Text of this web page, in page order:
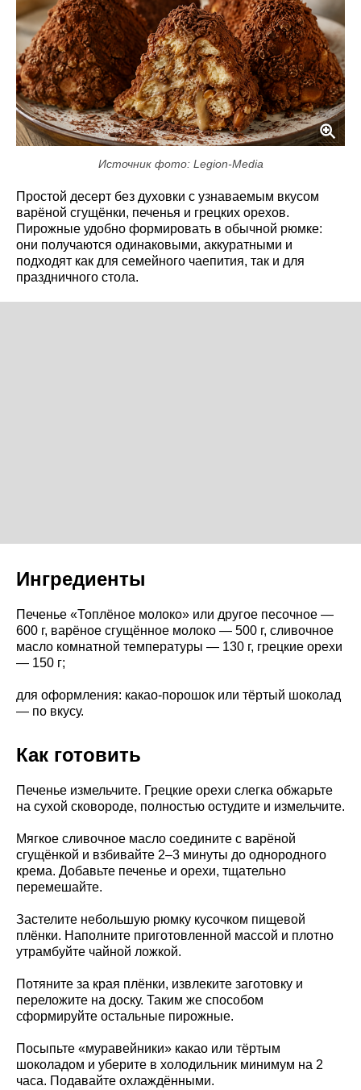
Источник фото: Legion-Media
Простой десерт без духовки с узнаваемым вкусом
варёной сгущёнки, печенья и грецких орехов.
Пирожные удобно формировать в обычной рюмке:
они получаются одинаковыми, аккуратными и
подходят как для семейного чаепития, так и для
праздничного стола.
Ингредиенты
Печенье «Топлёное молоко» или другое песочное —
600 г, варёное сгущённое молоко — 500 г, сливочное
масло комнатной температуры — 130 г, грецкие орехи
— 150 г;
для оформления: какао-порошок или тёртый шоколад
— по вкусу.
Как готовить
Печенье измельчите. Грецкие орехи слегка обжарьте
на сухой сковороде, полностью остудите и измельчите.
Мягкое сливочное масло соедините с варёной
сгущёнкой и взбивайте 2–3 минуты до однородного
крема. Добавьте печенье и орехи, тщательно
перемешайте.
Застелите небольшую рюмку кусочком пищевой
плёнки. Наполните приготовленной массой и плотно
утрамбуйте чайной ложкой.
Потяните за края плёнки, извлеките заготовку и
переложите на доску. Таким же способом
сформируйте остальные пирожные.
Посыпьте «муравейники» какао или тёртым
шоколадом и уберите в холодильник минимум на 2
часа. Подавайте охлаждёнными.